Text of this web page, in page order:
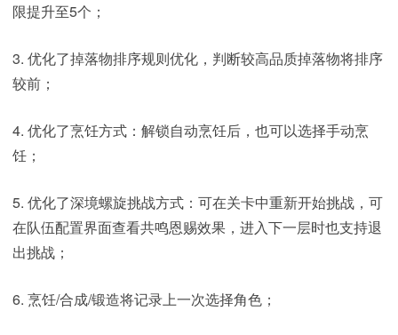
限提升至5个；
3. 优化了掉落物排序规则优化，判断较高品质掉落物将排序
较前；
4. 优化了烹饪方式：解锁自动烹饪后，也可以选择手动烹
饪；
5. 优化了深境螺旋挑战方式：可在关卡中重新开始挑战，可
在队伍配置界面查看共鸣恩赐效果，进入下一层时也支持退
出挑战；
6. 烹饪/合成/锻造将记录上一次选择角色；